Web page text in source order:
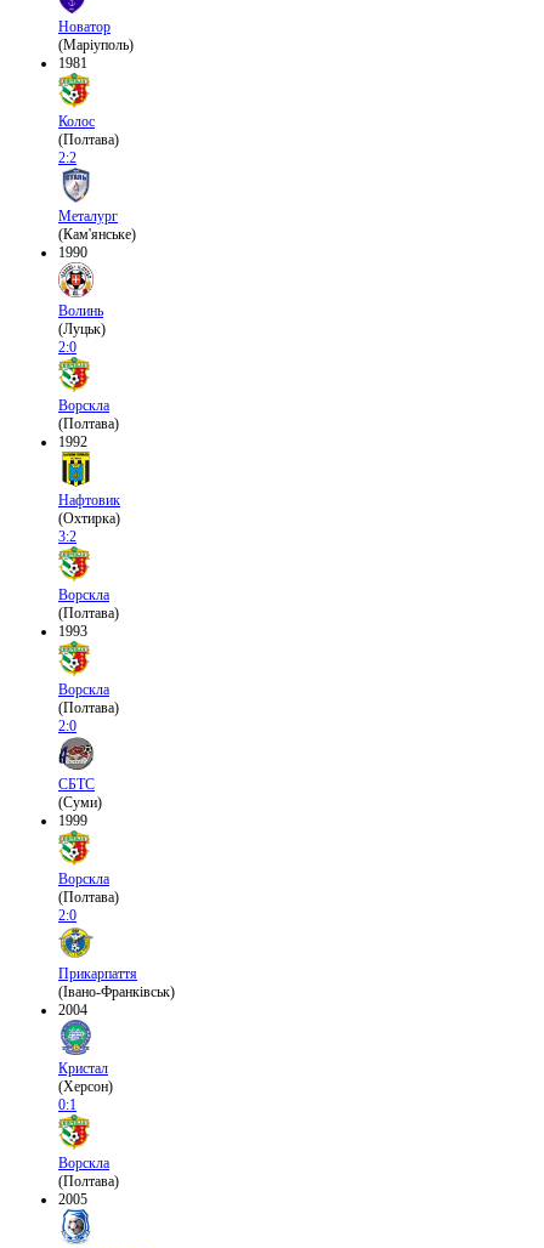
Новатор
(Маріуполь)
1981
Колос
(Полтава)
2:2
Металург
(Кам'янське)
1990
Волинь
(Луцьк)
2:0
Ворскла
(Полтава)
1992
Нафтовик
(Охтирка)
3:2
Ворскла
(Полтава)
1993
Ворскла
(Полтава)
2:0
СБТС
(Суми)
1999
Ворскла
(Полтава)
2:0
Прикарпаття
(Івано-Франківськ)
2004
Кристал
(Херсон)
0:1
Ворскла
(Полтава)
2005